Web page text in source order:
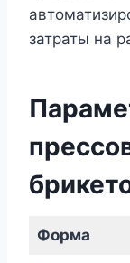
затраты на
Форма